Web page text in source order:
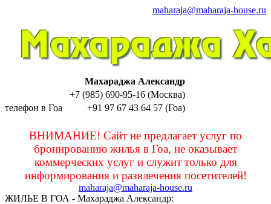
maharaja@maharaja-house.ru
Махараджа Александр
+7 (985) 690-95-16 (Москва)
телефон в Гоа
+91 97 67 43 64 57 (Гоа)
ВНИМАНИЕ! Сайт не предлагает услуг по
бронированию жилья в Гоа, не оказывает
коммерческих услуг и служит только для
информирования и развлечения посетителей!
maharaja@maharaja-house.ru
ЖИЛЬЕ В ГОА - Махараджа Александр: